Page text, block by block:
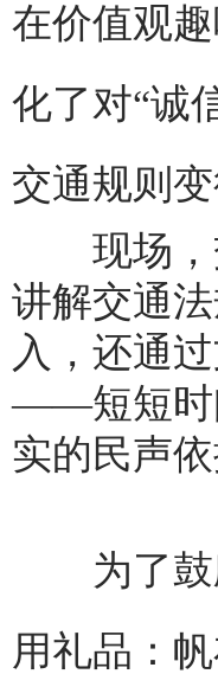
在价值观
化了对“诚
交通规则
现场，交
讲解交通
入，还通
——短短时
实的民声依
为了鼓励
用礼品：